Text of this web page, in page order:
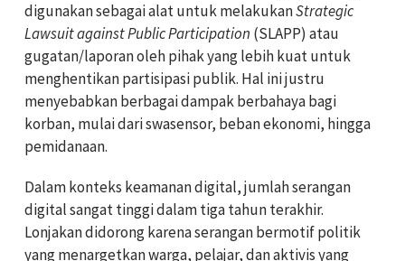
digunakan sebagai alat untuk melakukanStrategic
Lawsuit against Public Participation (SLAPP) atau
gugatan/laporan oleh pihak yang lebih kuat untuk
menghentikan partisipasi publik. Hal ini justru
menyebabkan berbagai dampak berbahaya bagi
korban, mulai dari swasensor, beban ekonomi, hingga
pemidanaan.
Dalam konteks keamanan digital, jumlah serangan
digital sangat tinggi dalam tiga tahun terakhir.
Lonjakan didorong karena serangan bermotif politik
yang menargetkan warga, pelajar, dan aktivis yang